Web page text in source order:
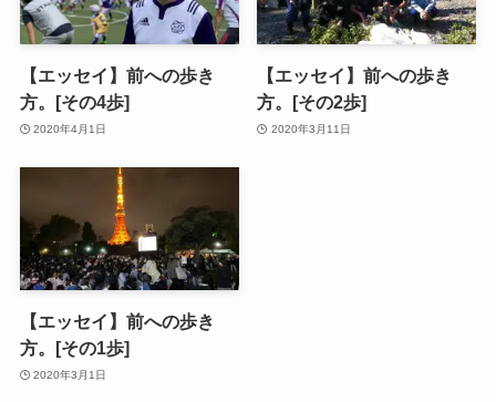
【エッセイ】前への歩き
方。[その4歩]
2020年4月1日
【エッセイ】前への歩き
方。[その2歩]
2020年3月11日
【エッセイ】前への歩き
方。[その1歩]
2020年3月1日